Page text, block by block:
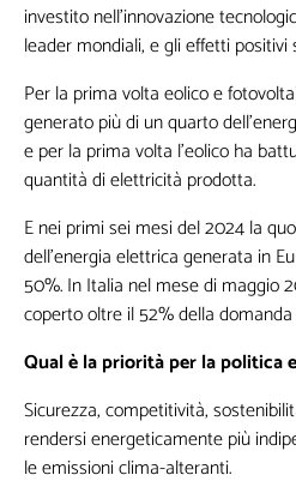
investito nell’innovazione
leader mondiali, e gli effetti positivi
Per la prima volta eolico e
generato più di un quarto
e per la prima volta l’eolico ha
quantità di elettricità prodotta.
E nei primi sei mesi del 2024 la
dell'energia elettrica generata in
50%. In Italia nel mese di maggio
coperto oltre il 52% della
Qual è la priorità per la politica
Sicurezza, competitività,
rendersi energeticamente più
le emissioni clima-alteranti.
Non inviamo spam! Leggi la
privacyper avere